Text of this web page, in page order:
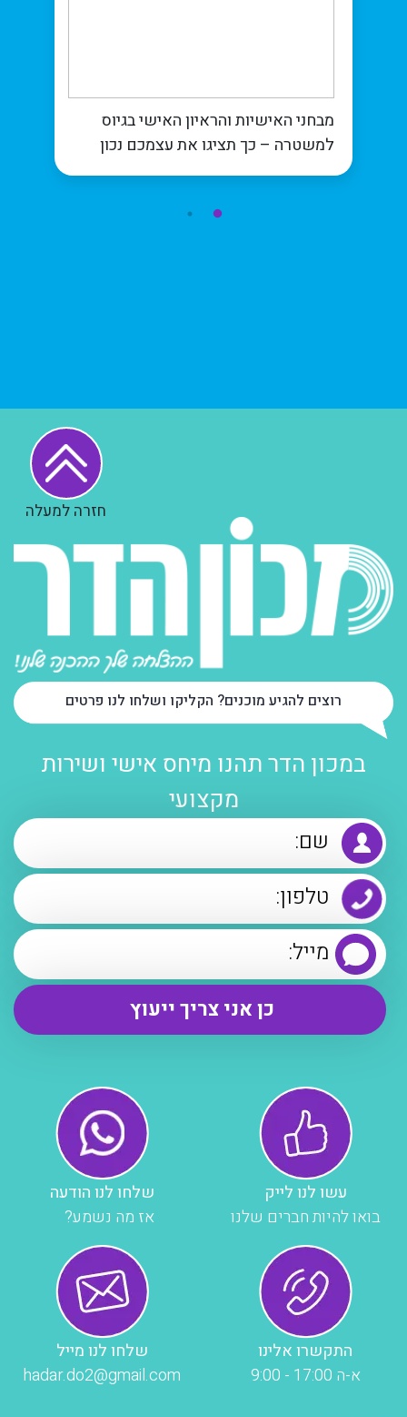
מבחני האישיות והראיון האישי בגיוס
למשטרה – כך תציגו את עצמכם נכון
רוצים להגיע מוכנים? הקליקו ושלחו לנו פרטים
במכון הדר תהנו מיחס אישי ושירות
מקצועי
עשו לנו לייק
בואו להיות חברים שלנו
שלחו לנו הודעה
אז מה נשמע?
התקשרו אלינו
א-ה 17:00 - 9:00
שלחו לנו מייל
hadar.do2@gmail.com
חזרה למעלה